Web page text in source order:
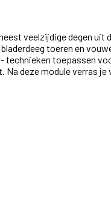
veelzijdige degen
toeren en
toepassen
deze module verras